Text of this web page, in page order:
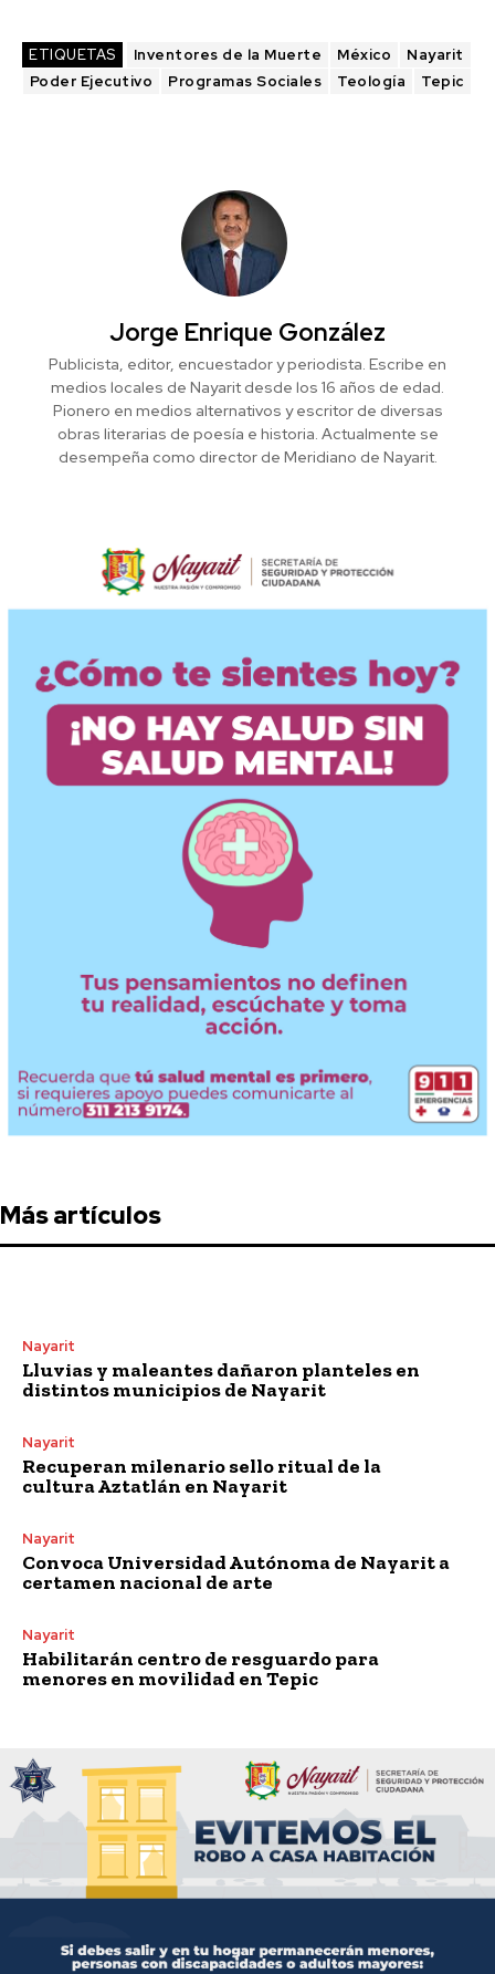
ETIQUETAS Inventores de la Muerte México
Nayarit
Poder Ejecutivo
Programas Sociales Teología Tepic
Jorge Enrique González
Publicista, editor, encuestador y periodista. Escribe en
medios locales de Nayarit desde los 16 años de edad.
Pionero en medios alternativos y escritor de diversas
obras literarias de poesía e historia. Actualmente se
desempeña como director de Meridiano de Nayarit.
Más artículos
Nayarit
Lluvias y maleantes dañaron planteles en
distintos municipios de Nayarit
Nayarit
Recuperan milenario sello ritual de la
cultura Aztatlán en Nayarit
Nayarit
Convoca Universidad Autónoma de Nayarit a
certamen nacional de arte
Nayarit
Habilitarán centro de resguardo para
menores en movilidad en Tepic